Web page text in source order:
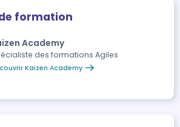
formation
Academy
des formations Agiles
Kaizen Academy